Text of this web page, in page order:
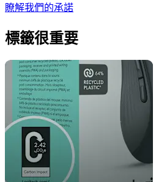
瞭解我們的承諾
標籤很重要